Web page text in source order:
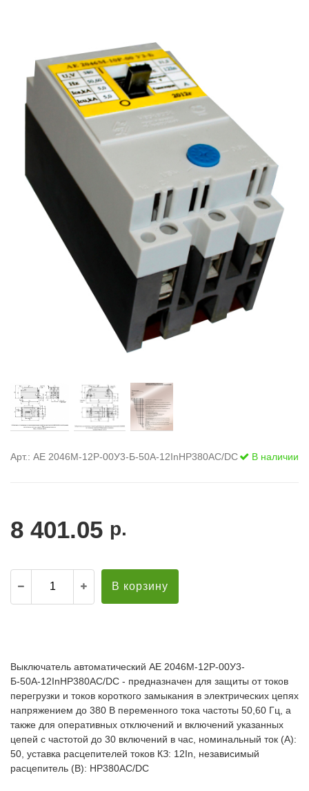
Стремянки с
Стремянки с
опорой
Ширмы
РЗА (шторы)
Штендеры
Щиты
диэлектрические
Арт.: АЕ 2046М-12Р-00У3-Б-50А-12InНР380AC/DC В наличии
8 401.05 р.
В корзину
Выключатель автоматический АЕ 2046М-12Р-00У3-
Б-50А-12InНР380AC/DC - предназначен для защиты от токов
перегрузки и токов короткого замыкания в электрических цепях
напряжением до 380 В переменного тока частоты 50,60 Гц, а
также для оперативных отключений и включений указанных
цепей с частотой до 30 включений в час, номинальный ток (А):
50, уставка расцепителей токов КЗ: 12In, независимый
расцепитель (В): НР380AC/DC